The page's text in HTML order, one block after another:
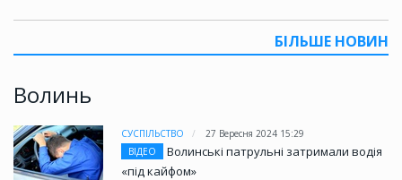
БІЛЬШЕ НОВИН
Волинь
СУСПІЛЬСТВО
27 Вересня 2024 15:29
ВІДЕО
Волинські патрульні затримали водія
«під кайфом»